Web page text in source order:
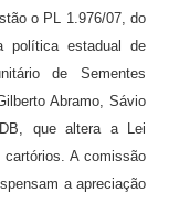
o PL 1.976/07, do
política estadual de
de Sementes
Abramo, Sávio
que altera a Lei
A comissão
a apreciação